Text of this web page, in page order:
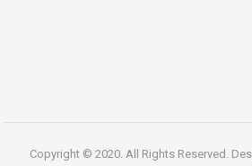
Copyright © 2020. All Rights Reserved.